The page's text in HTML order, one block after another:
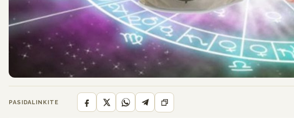
PASIDALINKITE